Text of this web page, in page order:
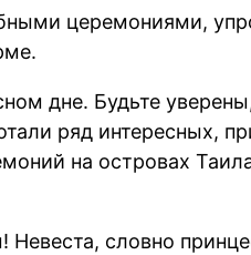
церемониями,
дне. Будьте
ряд интересных,
на островах
словно